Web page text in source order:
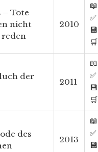
– Tote
nicht
2010
📖
✅
💾
🛒
der
2011
📖
✅
💾
🛒
des
2013
📖
✅
💾